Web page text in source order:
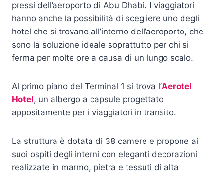
pressi dell’aeroporto di Abu Dhabi. I viaggiatori
hanno anche la possibilità di scegliere uno degli
hotel che si trovano all’interno dell’aeroporto, che
sono la soluzione ideale soprattutto per chi si
ferma per molte ore a causa di un lungo scalo.
Al primo piano del Terminal 1 si trova l’Aerotel
Hotel, un albergo a capsule progettato
appositamente per i viaggiatori in transito.
La struttura è dotata di 38 camere e propone ai
suoi ospiti degli interni con eleganti decorazioni
realizzate in marmo, pietra e tessuti di alta